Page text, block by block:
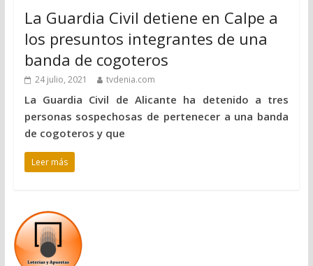
La Guardia Civil detiene en Calpe a
los presuntos integrantes de una
banda de cogoteros
24 julio, 2021 tvdenia.com
La Guardia Civil de Alicante ha detenido a tres
personas sospechosas de pertenecer a una banda
de cogoteros y que
Leer más